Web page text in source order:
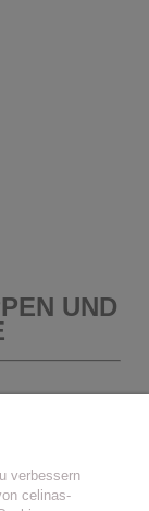
UND
verbessern
celinas-